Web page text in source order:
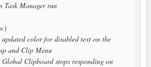
Task Manager run
color for disabled text on the
and Clip Menu
Clipboard stops responding on